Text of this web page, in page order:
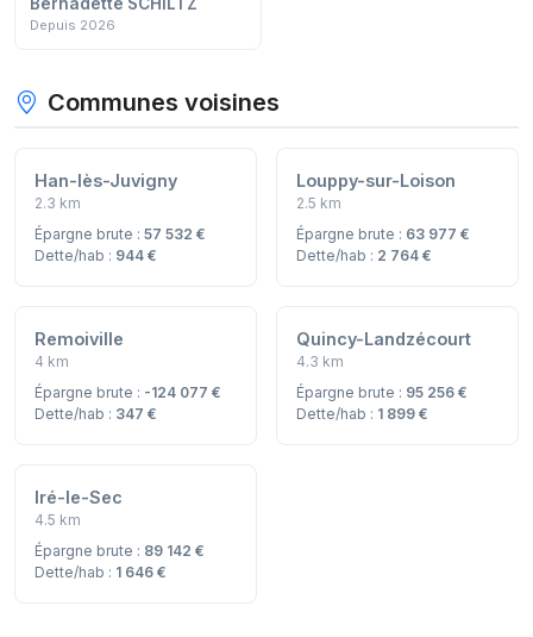
Bernadette SCHILTZ
Depuis 2026
Communes voisines
Han-lès-Juvigny
2.3 km
Épargne brute : 57 532 €
Dette/hab : 944 €
Louppy-sur-Loison
2.5 km
Épargne brute : 63 977 €
Dette/hab : 2 764 €
Remoiville
4 km
Épargne brute : -124 077 €
Dette/hab : 347 €
Quincy-Landzécourt
4.3 km
Épargne brute : 95 256 €
Dette/hab : 1 899 €
Iré-le-Sec
4.5 km
Épargne brute : 89 142 €
Dette/hab : 1 646 €